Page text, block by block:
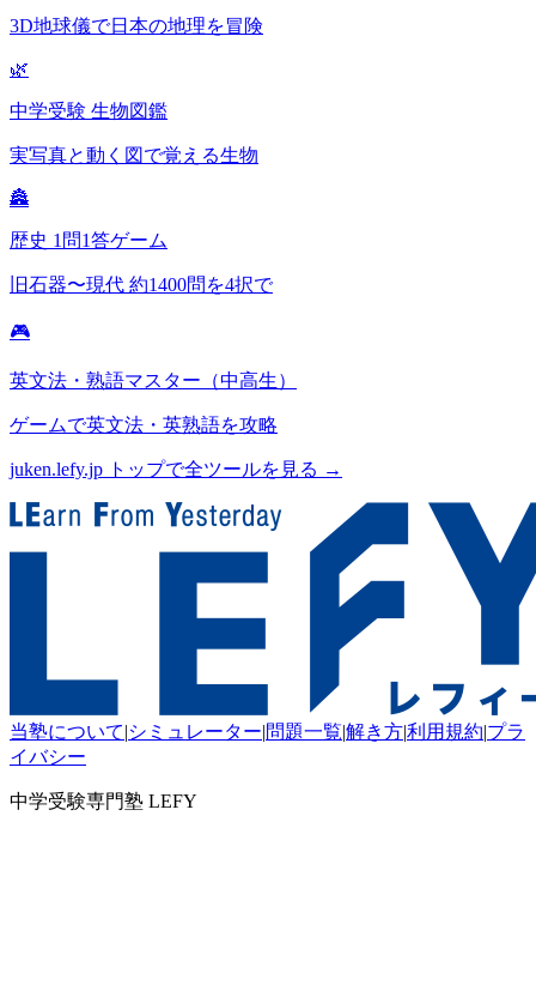
3D地球儀で日本の地理を冒険
🌿
中学受験 生物図鑑
実写真と動く図で覚える生物
🏯
歴史 1問1答ゲーム
旧石器〜現代 約1400問を4択で
🎮
英文法・熟語マスター（中高生）
ゲームで英文法・英熟語を攻略
juken.lefy.jp トップで全ツールを見る →
当塾について|シミュレーター|問題一覧|解き方|利用規約|プラ
イバシー
中学受験専門塾 LEFY